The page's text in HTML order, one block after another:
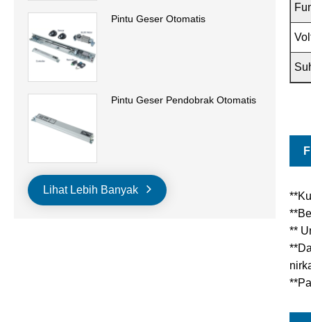
Pintu Geser Otomatis
Pintu Geser Pendobrak Otomatis
Lihat Lebih Banyak
**